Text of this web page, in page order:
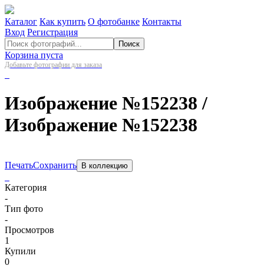
Каталог Как купить О фотобанке Контакты
Вход Регистрация
Поиск
Корзина пуста
Добавьте фотографии для заказа
Изображение №152238/
Изображение №152238
ПечатьСохранить В коллекцию
Категория
-
Тип фото
-
Просмотров
1
Купили
0